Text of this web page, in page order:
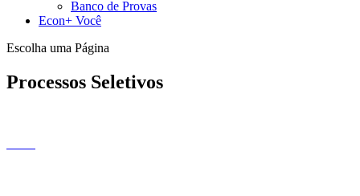
Banco de Provas
Econ+ Você
Escolha uma Página
Processos Seletivos